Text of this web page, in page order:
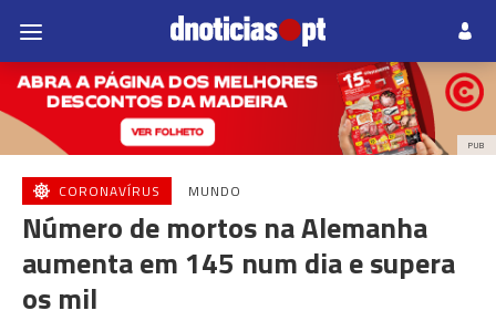
PUB
CORONAVÍRUS MUNDO
Número de mortos na Alemanha
aumenta em 145 num dia e supera
os mil